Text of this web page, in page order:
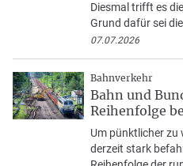
Diesmal trifft es
Grund dafür sei
07.07.2026
Bahnverkehr
Bahn und
Reihenfolge
Um pünktlicher zu
derzeit stark